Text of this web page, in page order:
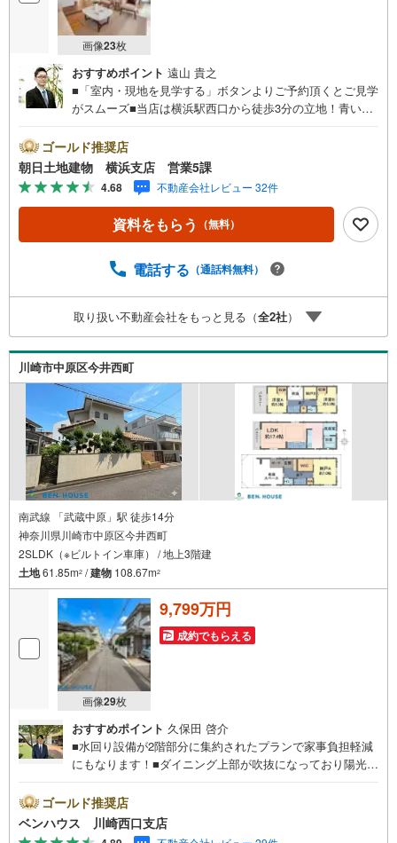
画像23枚
おすすめポイント 遠山 貴之
■「室内・現地を見学する」ボタンよりご予約頂くとご見学
がスムーズ■当店は横浜駅西口から徒歩3分の立地！青い看
キッズコーナーやおむつ替えができる授乳室も完備お子様
連れでも安心です。提携駐車場もございます■■■ご来場の
際は、事前にご予約をお願いします■■■「室内・現地を見
学する」ボタンよりご予約頂くとスムーズ！■現地ご案内■
お客様の貴重なお時間の中でご希望の情報をご案内しま
す。おおよその所要時間や内容は下記をご参考ください〇
～）〇現地/物件見学（30分～）〇周辺環境のご紹介（30分
止めて私達は様々なご要望にお応え致します！【コロナウ
イルス予防対策実施中】〇ご入店時の検温とアルコール除
菌を設置しております〇接客ブースでは、お席の間隔を通
常より広くお取りします〇全営業車に乗降車時の消毒、除
菌シート等を常備しております〇物件見学用に使い捨てス
リッパ・使い捨て手袋をご用意します
ゴールド推奨店
朝日土地建物 横浜支店 営業5課
4.68 不動産会社レビュー 32件
資料をもらう （無料）
電話する （通話料無料）
取り扱い不動産会社をもっと見る（全2社）
川崎市中原区今井西町
南武線 「武蔵中原」駅 徒歩14分
神奈川県川崎市中原区今井西町
2SLDK（※ビルトイン車庫） / 地上3階建
土地61.85m2 /建物 108.67m2
画像29枚
9,799万円
成約でもらえる
おすすめポイント 久保田 啓介
■水回り設備が2階部分に集約されたプランで家事負担軽減
にもなります！■ダイニング上部が吹抜になっており陽光た
のお部屋もスッキリ ■ご見学をご希望のお客様、平日・休
日問わず ご対応させていただきます。■また、オンライン
案内・相談などにも対応しております。 どうぞ お気軽
ゴールド推奨店
ベンハウス 川崎西口支店